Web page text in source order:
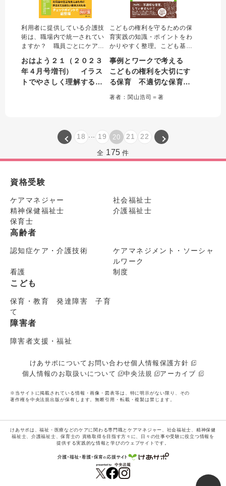
利用者に提供している介護技
術は、職場内で統一されてい
ますか？ 職員ごとにケア方
し不安に感じることもありま
す。本増刊号では、職場全体
で質の向上を図るために、さ
おはよう２１（２０２３
年４月号増刊） イラス
トでやさしく理解する介
こどもの権利を守るための保
育実践の知識・ポイントをわ
かりやすく整理。こども基本
令をやさしく解説し、「給
食」「午睡」「トイレ」など
の身近な場面を通して、こど
人・園としての取り組みを具
事例とワークで考える
こどもの権利を大切にす
る保育 不適切な保育等
り
著者：関山浩司＝著
18 19 20 21 22
全 175 件
資格受験
ケアマネジャー
社会福祉士
精神保健福祉士
介護福祉士
保育士
高齢者
認知症ケア・介護技術
ケアマネジメント・ソーシャ
ルワーク
看護
制度
こども
保育・教育 発達障害 子育
て
障害者
障害者支援・福祉
けあサポについて お問い合わせ個人情報保護方針
個人情報のお取扱いについて
中央法規 アーカイブ
※当サイトに掲載されている情報・画像・図表等は、特に明示がない限り、その
著作権を中央法規出版が保有します。無断引用・転載・複製は禁じます。
けあサポは、福祉・医療などのケアに関わる専門職とケアマネジャー、社会福祉士、精神保健
福祉士、介護福祉士、保育士の 資格取得を目指す方々に、日々の仕事や受験に役立つ情報を
提供する実践的な情報と学びのウェブサイトです。